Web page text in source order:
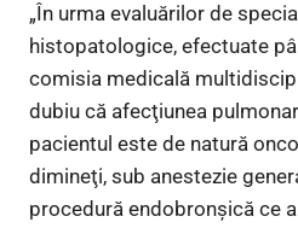
„În urma evaluărilor de
histopatologice, efectuate
comisia medicală
dubiu că afecţiunea
pacientul este de natură
dimineţi, sub anestezie
procedură endobronşică ce